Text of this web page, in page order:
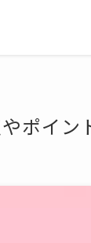
ポイン